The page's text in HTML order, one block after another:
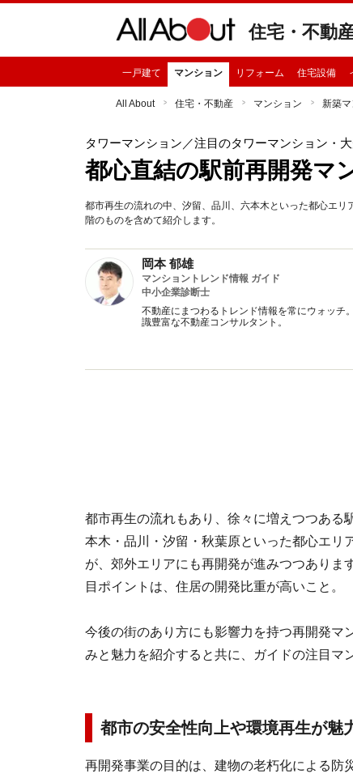
住宅・不動
一戸建て マンション リフォーム 住宅設備
All About 住宅・不動産 マンション 新築
タワーマンション ／注目のタワーマンション・
都心直結の駅前再開発マ
都市再生の流れの中、汐留、品川、六本木といった都心エ
階のものを含めて紹介します。
岡本 郁雄
マンショントレンド情報 ガイド
中小企業診断士
不動産にまつわるトレンド情報を常にウォッチ
識豊富な不動産コンサルタント。
都市再生の流れもあり、徐々に増えつつある
本木・品川・汐留・秋葉原といった都心エリ
が、郊外エリアにも再開発が進みつつありま
目ポイントは、住居の開発比重が高いこと。
今後の街のあり方にも影響力を持つ再開発マ
みと魅力を紹介すると共に、ガイドの注目マ
都市の安全性向上や環境再生が魅
再開発事業の目的は、建物の老朽化による防